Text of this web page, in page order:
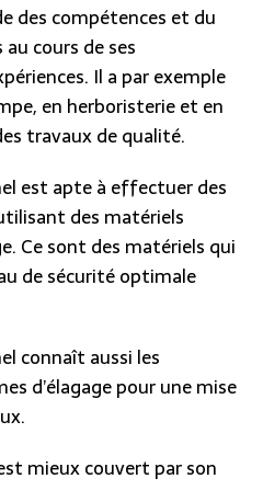
des compétences et du
cours de ses
Il a par exemple
en herboristerie et en
travaux de qualité.
est apte à effectuer des
des matériels
Ce sont des matériels qui
de sécurité optimale
connaît aussi les
d’élagage pour une mise
mieux couvert par son